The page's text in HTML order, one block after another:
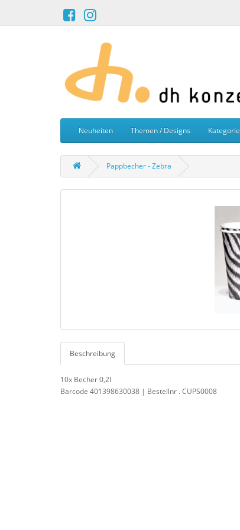
Neuheiten Themen / Designs Kategorie
Pappbecher - Zebra
Beschreibung
10x Becher 0,2l
Barcode 401398630038 | Bestellnr . CUPS0008